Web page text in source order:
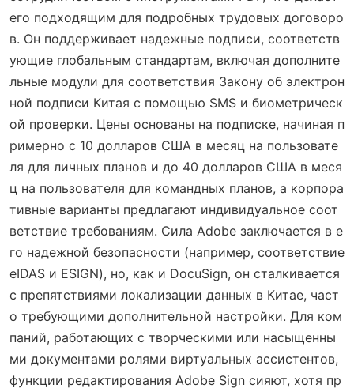
его подходящим для подробных трудовых договоро
в. Он поддерживает надежные подписи, соответств
ующие глобальным стандартам, включая дополните
льные модули для соответствия Закону об электрон
ной подписи Китая с помощью SMS и биометрическ
ой проверки. Цены основаны на подписке, начиная п
римерно с 10 долларов США в месяц на пользовате
ля для личных планов и до 40 долларов США в меся
ц на пользователя для командных планов, а корпора
тивные варианты предлагают индивидуальное соот
ветствие требованиям. Сила Adobe заключается в е
го надежной безопасности (например, соответствие
eIDAS и ESIGN), но, как и DocuSign, он сталкивается
с препятствиями локализации данных в Китае, част
о требующими дополнительной настройки. Для ком
паний, работающих с творческими или насыщенны
ми документами ролями виртуальных ассистентов,
функции редактирования Adobe Sign сияют, хотя пр